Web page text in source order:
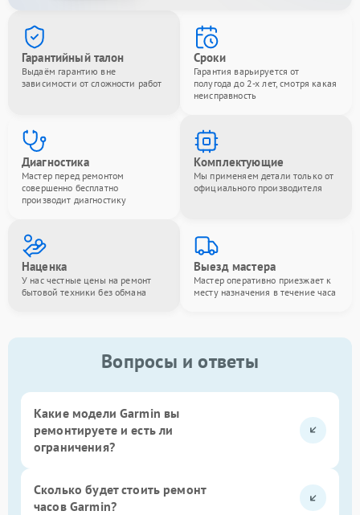
Гарантийный талон
Выдаём гарантию вне
зависимости от сложности работ
Сроки
Гарантия варьируется от
полугода до 2-х лет, смотря какая
неисправность
Диагностика
Мастер перед ремонтом
совершенно бесплатно
производит диагностику
Комплектующие
Мы применяем детали только от
официального производителя
Наценка
У нас честные цены на ремонт
бытовой техники без обмана
Выезд мастера
Мастер оперативно приезжает к
месту назначения в течение часа
Вопросы и ответы
Какие модели Garmin вы
ремонтируете и есть ли
ограничения?
Сколько будет стоить ремонт
часов Garmin?